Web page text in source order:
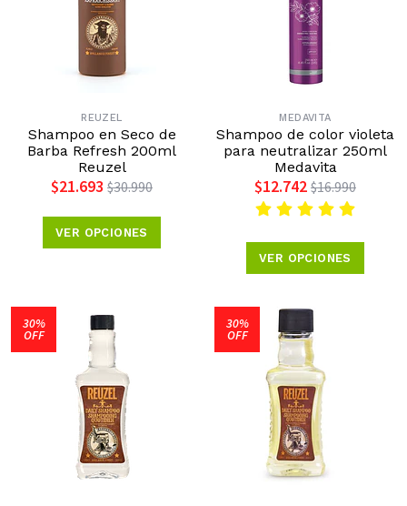
REUZEL
Shampoo en Seco de
Barba Refresh 200ml
Reuzel
$21.693 $30.990
VER OPCIONES
MEDAVITA
Shampoo de color violeta
para neutralizar 250ml
Medavita
$12.742 $16.990
VER OPCIONES
30%
OFF
30%
OFF